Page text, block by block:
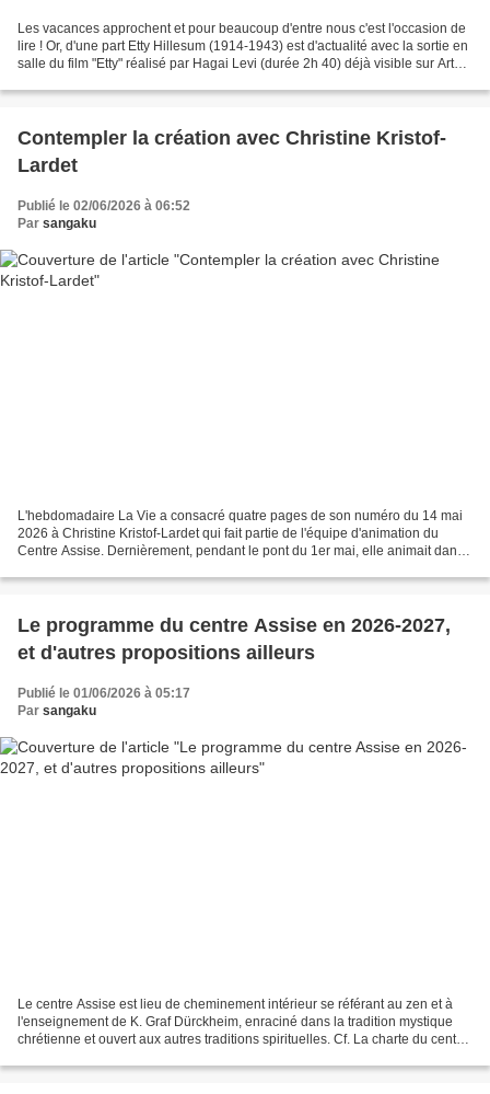
Les vacances approchent et pour beaucoup d'entre nous c'est l'occasion de
lire ! Or, d'une part Etty Hillesum (1914-1943) est d'actualité avec la sortie en
salle du film "Etty" réalisé par Hagai Levi (durée 2h 40) déjà visible sur Arte,
Contempler la création avec Christine Kristof-
Lardet
Publié le 02/06/2026 à 06:52
Par sangaku
L'hebdomadaire La Vie a consacré quatre pages de son numéro du 14 mai
2026 à Christine Kristof-Lardet qui fait partie de l'équipe d'animation du
Centre Assise. Dernièrement, pendant le pont du 1er mai, elle animait dans
Le programme du centre Assise en 2026-2027,
et d'autres propositions ailleurs
Publié le 01/06/2026 à 05:17
Par sangaku
Le centre Assise est lieu de cheminement intérieur se référant au zen et à
l'enseignement de K. Graf Dürckheim, enraciné dans la tradition mystique
chrétienne et ouvert aux autres traditions spirituelles. Cf. La charte du centre